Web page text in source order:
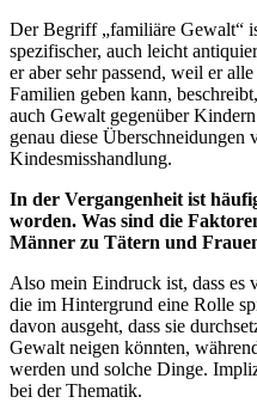
Der Begriff „familiäre Gewalt“
spezifischer, auch leicht
er aber sehr passend, weil er
Familien geben kann,
auch Gewalt gegenüber
genau diese
Kindesmisshandlung.
In der Vergangenheit ist
worden. Was sind die
Männer zu Tätern und
Also mein Eindruck ist, dass es
die im Hintergrund eine Rolle
davon ausgeht, dass sie
Gewalt neigen könnten,
werden und solche Dinge.
bei der Thematik.